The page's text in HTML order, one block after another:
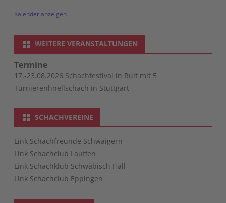
Kalender anzeigen
WEITERE VERANSTALTUNGEN
Termine
17.-23.08.2026 Schachfestival in Ruit mit 5
Turnierenhnellschach in Stuttgart
SCHACHVEREINE
Link Schachfreunde Schwaigern
Link Schachclub Lauffen
Link Schachklub Schwäbisch Hall
Link Schachclub Eppingen